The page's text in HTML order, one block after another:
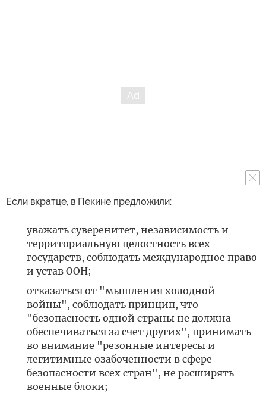
Если вкратце, в Пекине предложили:
—
уважать суверенитет, независимость и
территориальную целостность всех
государств, соблюдать международное право
и устав ООН;
—
отказаться от "мышления холодной
войны", соблюдать принцип, что
"безопасность одной страны не должна
обеспечиваться за счет других", принимать
во внимание "резонные интересы и
легитимные озабоченности в сфере
безопасности всех стран", не расширять
военные блоки;